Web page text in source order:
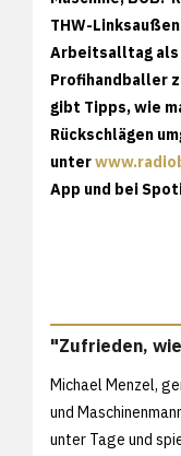
THW-
Arbeitsalltag als
Profihandballer
gibt Tipps, wie
Rückschlägen
unter
App und bei
"Zufrieden,
Michael Menzel,
und
unter Tage und